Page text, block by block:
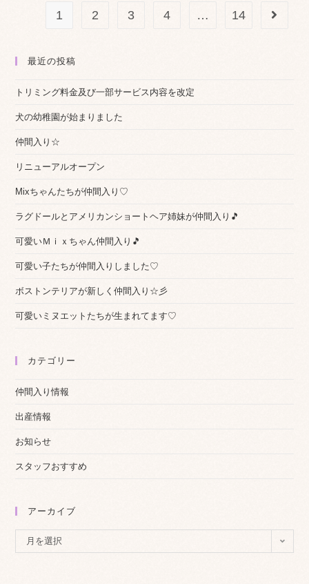
1 2 3 4 … 14 次のペ
最近の投稿
トリミング料金及び一部サービス内容を改定
犬の幼稚園が始まりました
仲間入り☆
リニューアルオープン
Mixちゃんたちが仲間入り♡
ラグドールとアメリカンショートヘア姉妹が仲間入り🎵
可愛いＭｉｘちゃん仲間入り🎵
可愛い子たちが仲間入りしました♡
ボストンテリアが新しく仲間入り☆彡
可愛いミヌエットたちが生まれてます♡
カテゴリー
仲間入り情報
出産情報
お知らせ
スタッフおすすめ
アーカイブ
ー
月を選択